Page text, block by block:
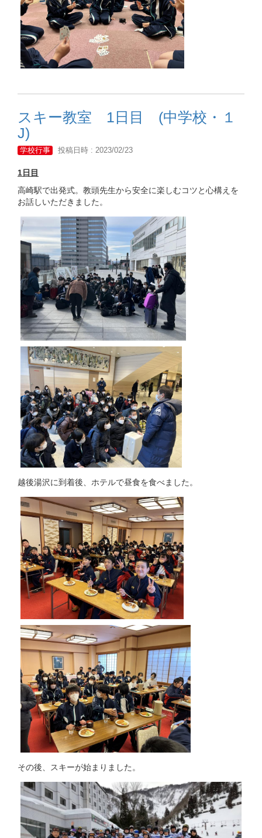
スキー教室 1日目 (中学校・１
J)
学校行事 投稿日時 : 2023/02/23
1日目
高崎駅で出発式。教頭先生から安全に楽しむコツと心構えを
お話しいただきました。
越後湯沢に到着後、ホテルで昼食を食べました。
その後、スキーが始まりました。